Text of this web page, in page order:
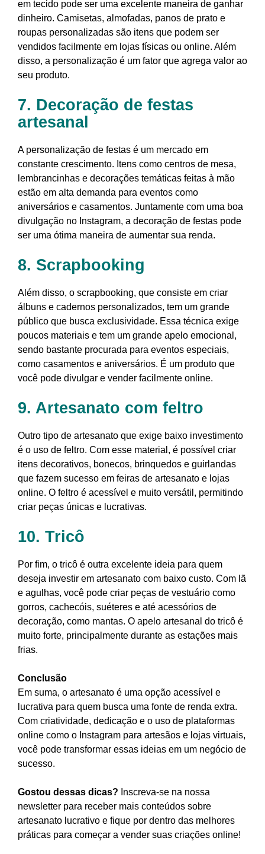
em tecido pode ser uma excelente maneira de ganhar
dinheiro. Camisetas, almofadas, panos de prato e
roupas personalizadas são itens que podem ser
vendidos facilmente em lojas físicas ou online. Além
disso, a personalização é um fator que agrega valor ao
seu produto.
7. Decoração de festas
artesanal
A personalização de festas é um mercado em
constante crescimento. Itens como centros de mesa,
lembrancinhas e decorações temáticas feitas à mão
estão em alta demanda para eventos como
aniversários e casamentos. Juntamente com uma boa
divulgação no Instagram, a decoração de festas pode
ser uma ótima maneira de aumentar sua renda.
8. Scrapbooking
Além disso, o scrapbooking, que consiste em criar
álbuns e cadernos personalizados, tem um grande
público que busca exclusividade. Essa técnica exige
poucos materiais e tem um grande apelo emocional,
sendo bastante procurada para eventos especiais,
como casamentos e aniversários. É um produto que
você pode divulgar e vender facilmente online.
9. Artesanato com feltro
Outro tipo de artesanato que exige baixo investimento
é o uso de feltro. Com esse material, é possível criar
itens decorativos, bonecos, brinquedos e guirlandas
que fazem sucesso em feiras de artesanato e lojas
online. O feltro é acessível e muito versátil, permitindo
criar peças únicas e lucrativas.
10. Tricô
Por fim, o tricô é outra excelente ideia para quem
deseja investir em artesanato com baixo custo. Com lã
e agulhas, você pode criar peças de vestuário como
gorros, cachecóis, suéteres e até acessórios de
decoração, como mantas. O apelo artesanal do tricô é
muito forte, principalmente durante as estações mais
frias.
Conclusão
Em suma, o artesanato é uma opção acessível e
lucrativa para quem busca uma fonte de renda extra.
Com criatividade, dedicação e o uso de plataformas
online como o Instagram para artesãos e lojas virtuais,
você pode transformar essas ideias em um negócio de
sucesso.
Gostou dessas dicas? Inscreva-se na nossa
newsletter para receber mais conteúdos sobre
artesanato lucrativo e fique por dentro das melhores
práticas para começar a vender suas criações online!